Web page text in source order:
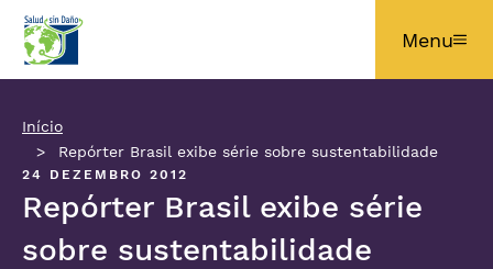
Pular para o conteúdo principal
Menu
Início
Repórter Brasil exibe série sobre sustentabilidade
24 DEZEMBRO 2012
Repórter Brasil exibe série
sobre sustentabilidade